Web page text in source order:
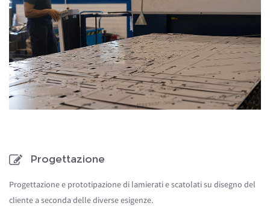
Progettazione
Progettazione e prototipazione di lamierati e scatolati su disegno del
cliente a seconda delle diverse esigenze.